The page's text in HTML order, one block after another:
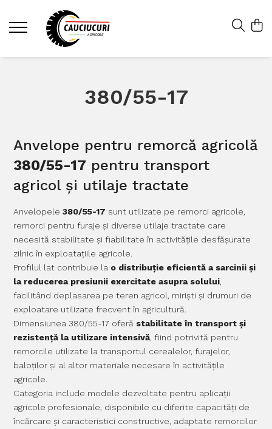
380/55-17
Anvelope pentru remorcă agricolă
380/55-17 pentru transport
agricol și utilaje tractate
Anvelopele380/55-17 sunt utilizate pe remorci agricole,
remorci pentru furaje și diverse utilaje tractate care
necesită stabilitate și fiabilitate în activitățile desfășurate
zilnic în exploatațiile agricole.
Profilul lat contribuie la o distribuție eficientă a sarcinii și
la reducerea presiunii exercitate asupra solului,
facilitând deplasarea pe teren agricol, miriști și drumuri de
exploatare utilizate frecvent în agricultură.
Dimensiunea 380/55-17 oferă stabilitate în transport și
rezistență la utilizare intensivă, fiind potrivită pentru
remorcile utilizate la transportul cerealelor, furajelor,
baloților și al altor materiale necesare în activitățile
agricole.
Categoria include modele dezvoltate pentru aplicații
agricole profesionale, disponibile cu diferite capacități de
încărcare și caracteristici constructive, adaptate remorcilor